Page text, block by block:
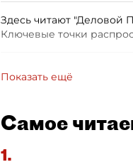
Здесь читают "Деловой
Ключевые точки
Показать ещё
Самое
1.